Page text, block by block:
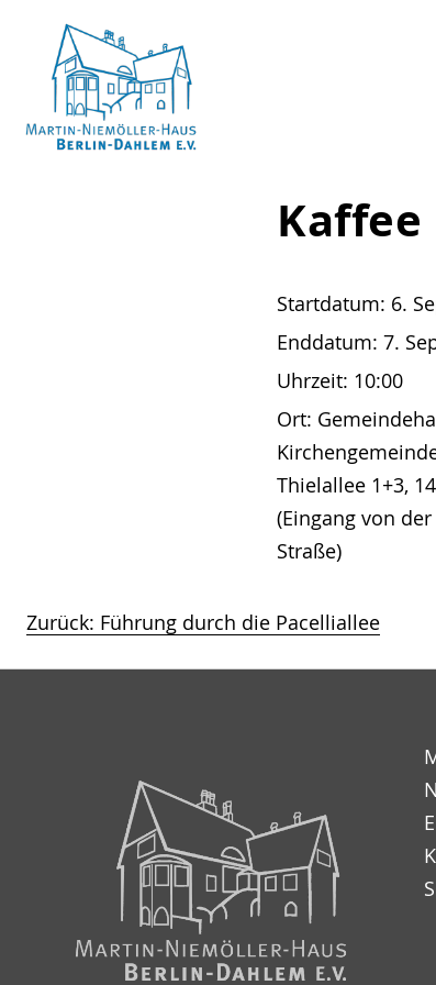
content
Startdatum: 6.
Enddatum: 7.
Uhrzeit: 10:00
Ort:
Thielallee 1+3,
(Eingang von
Straße)
Beitragsnavigation
Zurück: Führung durch die Pacelliallee